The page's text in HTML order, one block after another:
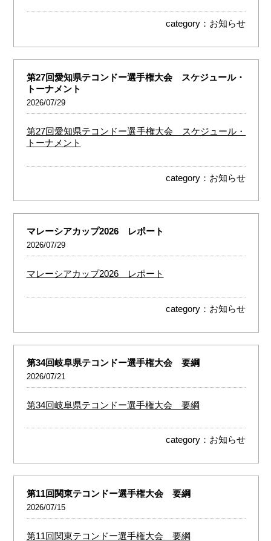
category： お知らせ
第27回愛知県テコンドー選手権大会 スケジュール・
トーナメント
2026/07/29
第27回愛知県テコンドー選手権大会 スケジュール・
トーナメント
category： お知らせ
マレーシアカップ2026 レポート
2026/07/29
マレーシアカップ2026 レポート
category： お知らせ
第34回岐阜県テコンドー選手権大会 要綱
2026/07/21
第34回岐阜県テコンドー選手権大会 要綱
category： お知らせ
第11回関東テコンドー選手権大会 要綱
2026/07/15
第11回関東テコンドー選手権大会 要綱